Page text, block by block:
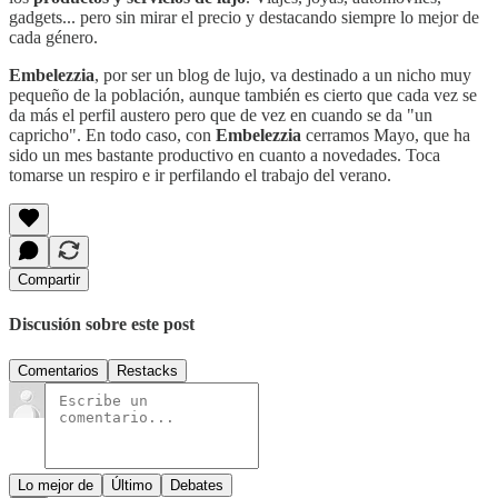
gadgets... pero sin mirar el precio y destacando siempre lo mejor de
cada género.
Embelezzia, por ser un blog de lujo, va destinado a un nicho muy
pequeño de la población, aunque también es cierto que cada vez se
da más el perfil austero pero que de vez en cuando se da "un
capricho". En todo caso, con Embelezzia cerramos Mayo, que ha
sido un mes bastante productivo en cuanto a novedades. Toca
tomarse un respiro e ir perfilando el trabajo del verano.
Compartir
Discusión sobre este post
Comentarios Restacks
Lo mejor de Último Debates